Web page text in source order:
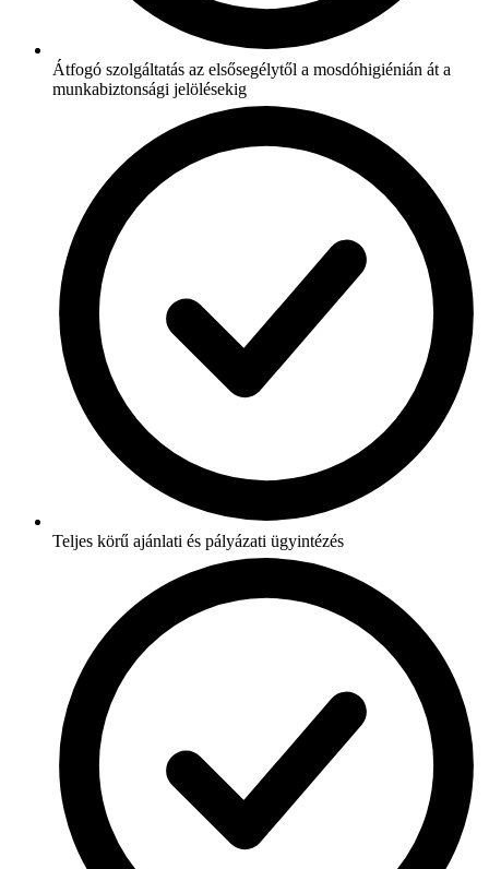
Átfogó szolgáltatás az elsősegélytől a mosdóhigiénián át a
munkabiztonsági jelölésekig
Teljes körű ajánlati és pályázati ügyintézés